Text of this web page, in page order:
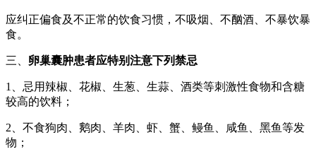
应纠正偏食及不正常的饮食习惯，不吸烟、不酗酒、不暴饮暴
食。
三、 卵巢囊肿患者应特别注意下列禁忌
1、忌用辣椒、花椒、生葱、生蒜、酒类等刺激性食物和含糖
较高的饮料；
2、不食狗肉、鹅肉、羊肉、虾、蟹、鳗鱼、咸鱼、黑鱼等发
物；